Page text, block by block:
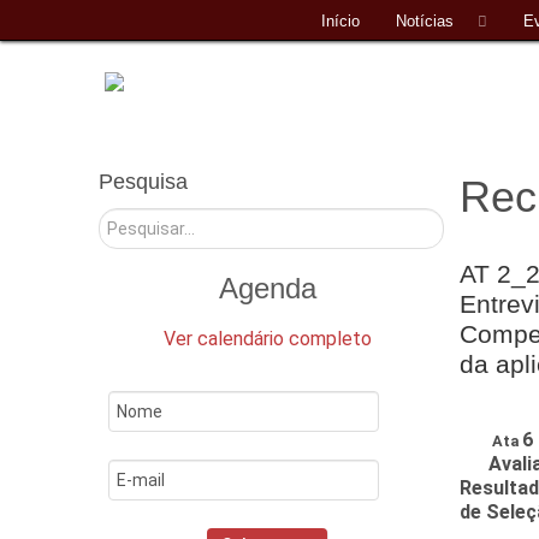
Início Notícias
Pesquisa
Pesquisar
Agenda
Ver calendário completo
AT
da
Ata 6
de